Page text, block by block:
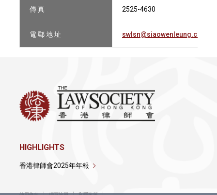
傳 真 2525-4630
電 郵 地 址 swlsn@siaowenleung.com
HIGHLIGHTS
香港律師會2025年年報